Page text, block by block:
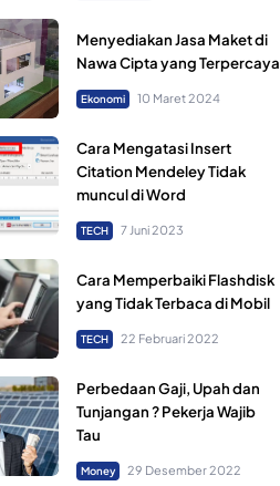
Menyediakan Jasa Maket di
Nawa Cipta yang Terpercaya
Ekonomi 10 Maret 2024
Cara Mengatasi Insert
Citation Mendeley Tidak
muncul di Word
TECH 7 Juni 2023
Cara Memperbaiki Flashdisk
yang Tidak Terbaca di Mobil
TECH 22 Februari 2022
Perbedaan Gaji, Upah dan
Tunjangan ? Pekerja Wajib
Tau
Money 29 Desember 2022